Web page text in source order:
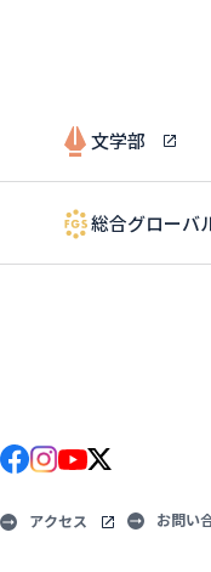
文学部
総合グローバ
アクセス お問い